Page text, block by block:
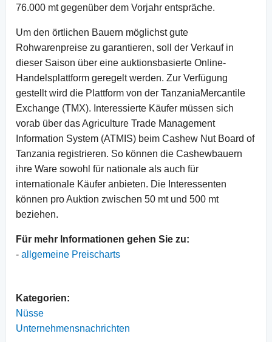
76.000 mt gegenüber dem Vorjahr entspräche.
Um den örtlichen Bauern möglichst gute
Rohwarenpreise zu garantieren, soll der Verkauf in
dieser Saison über eine auktionsbasierte Online-
Handelsplattform geregelt werden. Zur Verfügung
gestellt wird die Plattform von der TanzaniaMercantile
Exchange (TMX). Interessierte Käufer müssen sich
vorab über das Agriculture Trade Management
Information System (ATMIS) beim Cashew Nut Board of
Tanzania registrieren. So können die Cashewbauern
ihre Ware sowohl für nationale als auch für
internationale Käufer anbieten. Die Interessenten
können pro Auktion zwischen 50 mt und 500 mt
beziehen.
Für mehr Informationen gehen Sie zu:
- allgemeine Preischarts
Kategorien:
Nüsse
Unternehmensnachrichten